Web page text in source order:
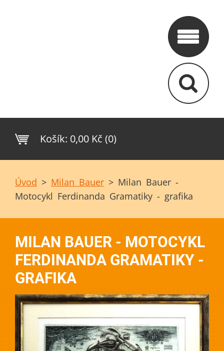
Košík: 0,00 Kč (0)
Úvod > Milan Bauer > Milan Bauer -
Motocykl Ferdinanda Gramatiky - grafika
MILAN BAUER - MOTOCYKL
FERDINANDA GRAMATIKY -
GRAFIKA